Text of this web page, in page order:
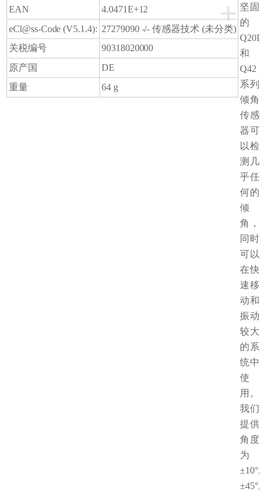
+
EAN
4.0471E+12
eCl@ss-Code (V5.1.4): 27279090 -/- 传感器技术 (未分类)
关税编号
90318020000
原产国
DE
重量 64 g
坚固
的
和
Q42
系列
倾角
传感
器可
以检
测几
乎任
何的
倾
角，
同时
可以
在快
速移
动和
振动
较大
的系
统中
使
用。
我们
提供
角度
为
±10°,
±45°,